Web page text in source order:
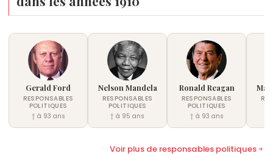
Gerald Ford
RESPONSABLES
POLITIQUES
† à 93 ans
Nelson Mandela
RESPONSABLES
POLITIQUES
† à 95 ans
Ronald Reagan
RESPONSABLES
POLITIQUES
† à 93 ans
Voir plus de responsables politiques